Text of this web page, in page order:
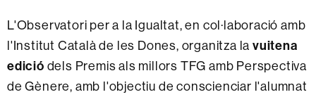
L'Observatori per a la Igualtat, en col·laboració amb
l'Institut Català de les Dones, organitza la vuitena
edició dels Premis als millors TFG amb Perspectiva
de Gènere, amb l'objectiu de conscienciar l'alumnat